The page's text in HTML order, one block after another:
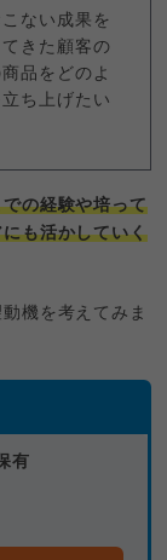
ない成果を
きた顧客の
品をどのよ
ち上げたい
の経験や培って
も活かしていく
機を考えてみま
有